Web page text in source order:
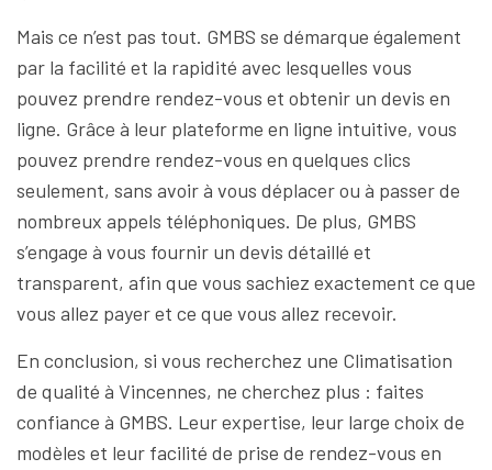
Mais ce n’est pas tout. GMBS se démarque également
par la facilité et la rapidité avec lesquelles vous
pouvez prendre rendez-vous et obtenir un devis en
ligne. Grâce à leur plateforme en ligne intuitive, vous
pouvez prendre rendez-vous en quelques clics
seulement, sans avoir à vous déplacer ou à passer de
nombreux appels téléphoniques. De plus, GMBS
s’engage à vous fournir un devis détaillé et
transparent, afin que vous sachiez exactement ce que
vous allez payer et ce que vous allez recevoir.
En conclusion, si vous recherchez une Climatisation
de qualité à Vincennes, ne cherchez plus : faites
confiance à GMBS. Leur expertise, leur large choix de
modèles et leur facilité de prise de rendez-vous en